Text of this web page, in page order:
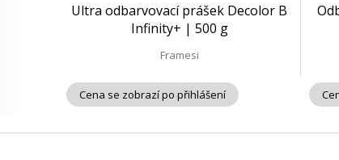
Ultra odbarvovací prášek Decolor B
Infinity+ | 500 g
Framesi
Cena se zobrazí po přihlášení